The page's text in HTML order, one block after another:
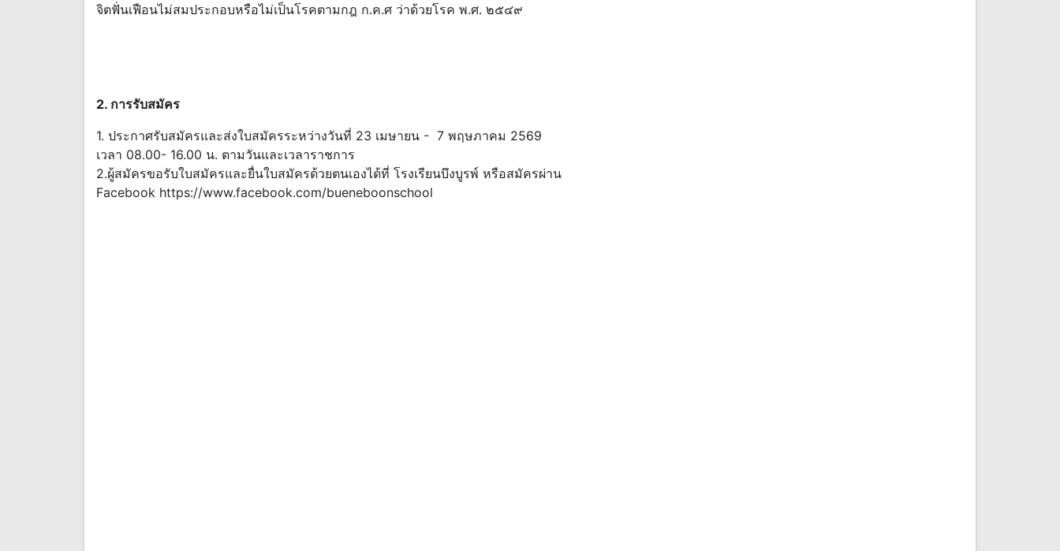
จิตฟั่นเฟือนไม่สมประกอบหรือไม่เป็นโรคตามกฎ ก.ค.ศ ว่าด้วยโรค พ.ศ. ๒๕๔๙
2. การรับสมัคร
1. ประกาศรับสมัครและส่งใบสมัครระหว่างวันที่ 23 เมษายน - 7 พฤษภาคม 2569
เวลา 08.00- 16.00 น. ตามวันและเวลาราชการ
2.ผู้สมัครขอรับใบสมัครและยื่นใบสมัครด้วยตนเองได้ที่ โรงเรียนบึงบูรพ์ หรือสมัครผ่าน
Facebook https://www.facebook.com/bueneboonschool